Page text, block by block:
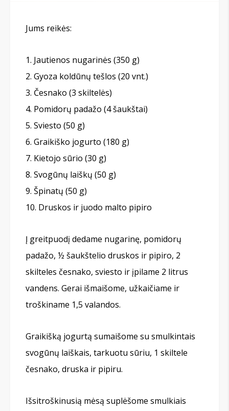
Jums reikės:
Jautienos nugarinės (350 g)
Gyoza koldūnų tešlos (20 vnt.)
Česnako (3 skiltelės)
Pomidorų padažo (4 šaukštai)
Sviesto (50 g)
Graikiško jogurto (180 g)
Kietojo sūrio (30 g)
Svogūnų laiškų (50 g)
Špinatų (50 g)
Druskos ir juodo malto pipiro
Į greitpuodį dedame nugarinę, pomidorų
padažo, ½ šaukštelio druskos ir pipiro, 2
skilteles česnako, sviesto ir įpilame 2 litrus
vandens. Gerai išmaišome, užkaičiame ir
troškiname 1,5 valandos.
Graikišką jogurtą sumaišome su smulkintais
svogūnų laiškais, tarkuotu sūriu, 1 skiltele
česnako, druska ir pipiru.
Išsitroškinusią mėsą suplėšome smulkiais